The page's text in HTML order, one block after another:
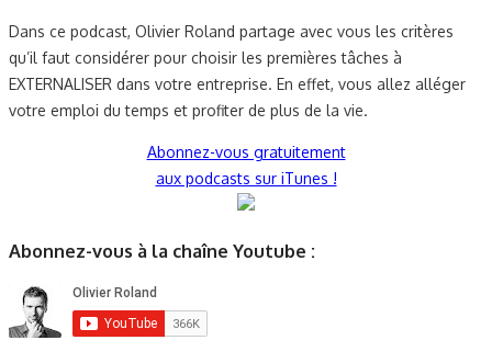
Dans ce podcast, Olivier Roland partage avec vous les critères
qu’il faut considérer pour choisir les premières tâches à
EXTERNALISER dans votre entreprise. En effet, vous allez alléger
votre emploi du temps et profiter de plus de la vie.
Abonnez-vous gratuitement
aux podcasts sur iTunes !
Abonnez-vous à la chaîne Youtube :